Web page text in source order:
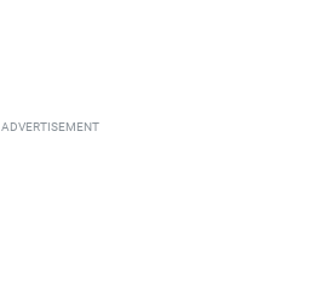
ADVERTISEMENT